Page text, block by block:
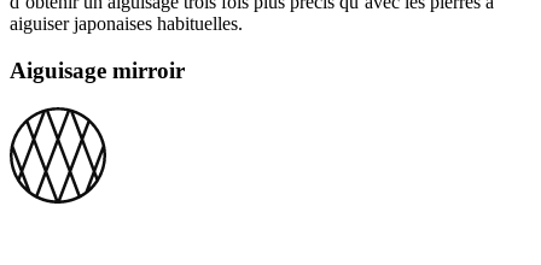
aiguiser japonaises habituelles.
Aiguisage mirroir